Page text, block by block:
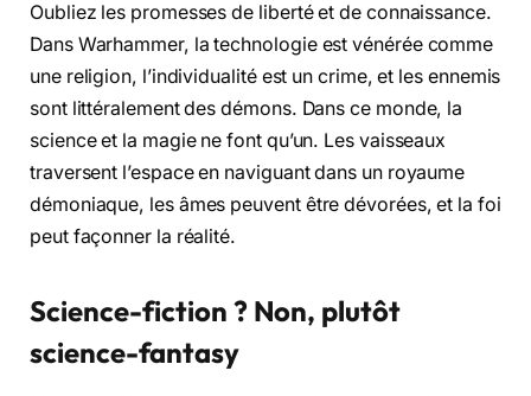
Oubliez les promesses de liberté et de connaissance.
Dans Warhammer, la technologie est vénérée comme
une religion, l’individualité est un crime, et les ennemis
sont littéralement des démons. Dans ce monde, la
science et la magie ne font qu’un. Les vaisseaux
traversent l’espace en naviguant dans un royaume
démoniaque, les âmes peuvent être dévorées, et la foi
peut façonner la réalité.
Science-fiction ? Non, plutôt
science-fantasy